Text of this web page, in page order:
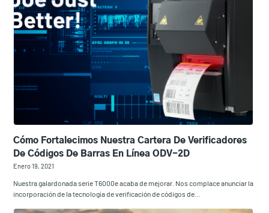
Cómo Fortalecimos Nuestra Cartera De Verificadores
De Códigos De Barras En Línea ODV-2D
Enero 19, 2021
Nuestra galardonada serie T6000e acaba de mejorar. Nos complace anunciar la
incorporación de la tecnología de verificación de códigos de...